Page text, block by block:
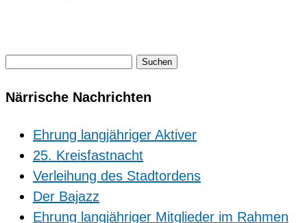
Suchen
Närrische Nachrichten
Ehrung langjähriger Aktiver
25. Kreisfastnacht
Verleihung des Stadtordens
Der Bajazz
Ehrung langjähriger Mitglieder im Rahmen